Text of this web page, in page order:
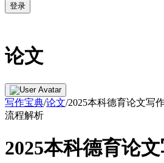
登录
论文
写作宝典/论文/2025本科德育论文写
流程解析
2025本科德育论文